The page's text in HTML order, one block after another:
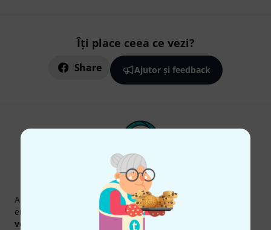
Îți place ceea ce vezi?
Share Ajutor și feedback
Newsletter Thomann
Abonați-vă la buletinul informativ Thomann în limba
engleză și, cu puțin noroc, puteți câștiga unul dintre
voucherele
50 €fiecare!